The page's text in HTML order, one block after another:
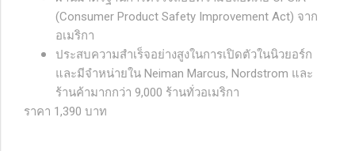
(Consumer Product Safety Improvement Act) จาก
อเมริกา
ประสบความสำเร็จอย่างสูงในการเปิดตัวในนิวยอร์ก
และมีจำหน่ายใน Neiman Marcus, Nordstrom และ
ร้านค้ามากกว่า 9,000 ร้านทั่วอเมริกา
ราคา 1,390 บาท